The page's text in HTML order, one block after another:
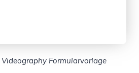
Formularvorlage